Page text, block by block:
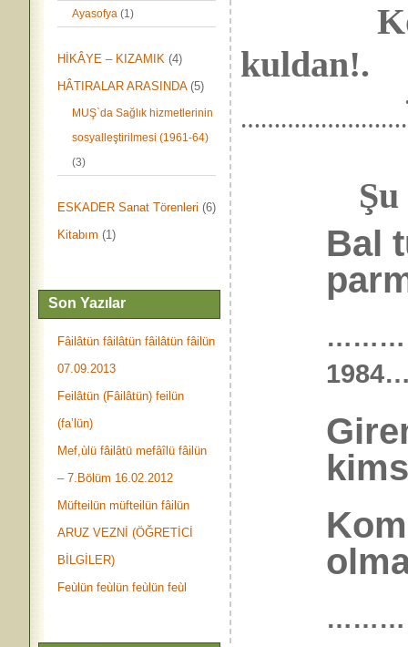
Ayasofya (1)
HİKÂYE – KIZAMIK (4)
HÂTIRALAR ARASINDA(5)
MUŞ`da Sağlık hizmetlerinin
sosyalleştirilmesi (1961-64)
(3)
ESKADER Sanat Törenleri (6)
Kitabım (1)
Son Yazılar
Fâilâtün fâilâtün fâilâtün fâilün
07.09.2013
Feilâtün (Fâilâtün) feilün
(fa’lün)
Mef,ùlü fâilâtü mefâîlü fâilün
– 7.Bölüm 16.02.2012
Müfteilün müfteilün fâilün
ARUZ VEZNİ (ÖĞRETİCİ
BİLGİLER)
Feùlün feùlün feùlün feùl
kuldan!.
…..İslâmî
Şu
Bal